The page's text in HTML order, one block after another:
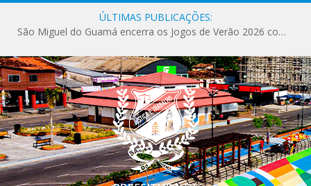
ÚLTIMAS PUBLICAÇÕES:
São Miguel do Guamá encerra os Jogos de Verão 2026 com sucesso de público e competições.